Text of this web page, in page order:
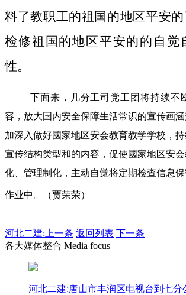
料了教职工的祖国的地区平安
检修祖国的地区平安的的自觉
性。
下面来，几分工司党工团将持续不
容，放大国内安全保障生活常识的宣传画
加深入做好國家地区安会教育教学学校，
宣传结构类型和的内容，促使國家地区安
化、管理制化，主动自觉将定期检查信息
作业中。（贾荣荣）
河北二建: 上一条 返回列表 下一条
各大媒体整合 Media focus
河北二建:唐山市丰润区电视台到七分